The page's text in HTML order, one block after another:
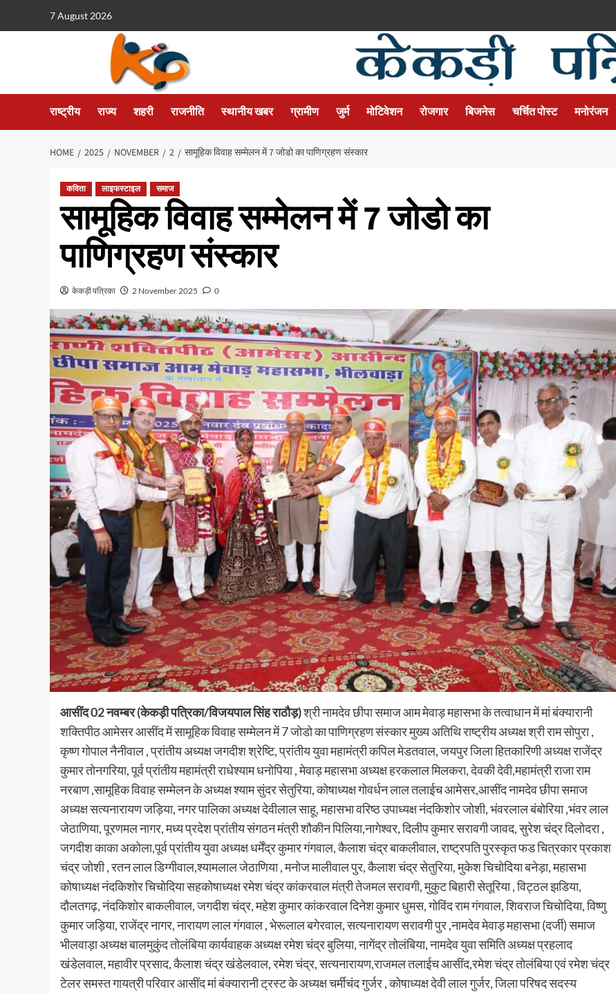
7 August 2026
राष्ट्रीय राज्य शहरी राजनीति स्थानीय खबर ग्रामीण जुर्म मोटिवेशन रोजगार बिजनेस चर्चित पोस्ट मनोरंजन
HOME 2025 NOVEMBER 2 सामूहिक विवाह सम्मेलन में 7 जोडो का पाणिग्रहण संस्कार
कविता लाइफस्टाइल समाज
सामूहिक विवाह सम्मेलन में 7 जोडो का
पाणिग्रहण संस्कार
केकड़ी पत्रिका 2 November 2025 0
आसींद 02 नवम्बर (केकड़ी पत्रिका/विजयपाल सिंह राठौड़)श्री नामदेव छीपा समाज आम मेवाड़ महासभा के तत्वाधान में मां बंक्यारानी
शक्तिपीठ आमेसर आसींद में सामूहिक विवाह सम्मेलन में 7 जोडो का पाणिग्रहण संस्कार मुख्य अतिथि राष्ट्रीय अध्यक्ष श्री राम सोपुरा ,
कृष्ण गोपाल नैनीवाल , प्रांतीय अध्यक्ष जगदीश श्रेष्टि, प्रांतीय युवा महामंत्री कपिल मेडतवाल, जयपुर जिला हितकारिणी अध्यक्ष राजेंद्र
कुमार तोनगरिया, पूर्व प्रांतीय महामंत्री राधेश्याम धनोपिया , मेवाड़ महासभा अध्यक्ष हरकलाल मिलकरा, देवकी देवी,महामंत्री राजा राम
नरबाण ,सामूहिक विवाह सम्मेलन के अध्यक्ष श्याम सुंदर सेतुरिया, कोषाध्यक्ष गोवर्धन लाल तलाईच आमेसर,आसींद नामदेव छीपा समाज
अध्यक्ष सत्यनारायण जड़िया, नगर पालिका अध्यक्ष देवीलाल साहू, महासभा वरिष्ठ उपाध्यक्ष नंदकिशोर जोशी, भंवरलाल बंबोरिया ,भंवर लाल
जेठाणिया, पूरणमल नागर, मध्य प्रदेश प्रांतीय संगठन मंत्री शौकीन पिलिया,नागेश्वर, दिलीप कुमार सरावगी जावद, सुरेश चंद्र दिलोदरा ,
जगदीश काका अकोला,पूर्व प्रांतीय युवा अध्यक्ष धर्मेंद्र कुमार गंगवाल, कैलाश चंद्र बाकलीवाल, राष्ट्रपति पुरस्कृत फड चित्रकार प्रकाश
चंद्र जोशी , रतन लाल डिग्गीवाल,श्यामलाल जेठाणिया , मनोज मालीवाल पुर, कैलाश चंद्र सेतुरिया, मुकेश चिचोदिया बनेड़ा, महासभा
कोषाध्यक्ष नंदकिशोर चिचोदिया सहकोषाध्यक्ष रमेश चंद्र कांकरवाल मंत्री तेजमल सरावगी, मुकुट बिहारी सेतूरिया , विट्ठल झडिया,
दौलतगढ़, नंदकिशोर बाकलीवाल, जगदीश चंद्र, महेश कुमार कांकरवाल दिनेश कुमार धुमस, गोविंद राम गंगवाल, शिवराज चिचोदिया, विष्णु
कुमार जड़िया, राजेंद्र नागर, नारायण लाल गंगवाल , भेरूलाल बगेरवाल, सत्यनारायण सरावगी पुर ,नामदेव मेवाड़ महासभा (दर्जी) समाज
भीलवाड़ा अध्यक्ष बालमुकुंद तोलंबिया कार्यवाहक अध्यक्ष रमेश चंद्र बुलिया, नागेंद्र तोलंबिया, नामदेव युवा समिति अध्यक्ष प्रहलाद
खंडेलवाल, महावीर प्रसाद, कैलाश चंद्र खंडेलवाल, रमेश चंद्र, सत्यनारायण,राजमल तलाईच आसींद,रमेश चंद्र तोलंबिया एवं रमेश चंद्र
टेलर समस्त गायत्री परिवार आसींद मां बंक्यारानी ट्रस्ट के अध्यक्ष चर्मीचंद गुर्जर , कोषाध्यक्ष देवी लाल गुर्जर, जिला परिषद सदस्य